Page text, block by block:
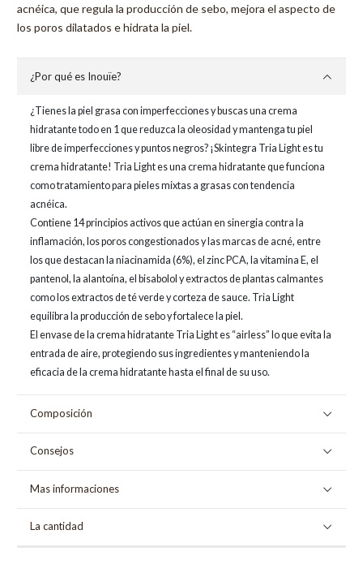
acnéica, que regula la producción de sebo, mejora el aspecto de
los poros dilatados e hidrata la piel.
¿Por qué es Inouïe?
¿Tienes la piel grasa con imperfecciones y buscas una crema
hidratante todo en 1 que reduzca la oleosidad y mantenga tu piel
libre de imperfecciones y puntos negros? ¡Skintegra Tria Light es tu
crema hidratante! Tria Light es una crema hidratante que funciona
como tratamiento para pieles mixtas a grasas con tendencia
acnéica.
Contiene 14 principios activos que actúan en sinergia contra la
inflamación, los poros congestionados y las marcas de acné, entre
los que destacan la niacinamida (6%), el zinc PCA, la vitamina E, el
pantenol, la alantoína, el bisabolol y extractos de plantas calmantes
como los extractos de té verde y corteza de sauce. Tria Light
equilibra la producción de sebo y fortalece la piel.
El envase de la crema hidratante Tria Light es “airless” lo que evita la
entrada de aire, protegiendo sus ingredientes y manteniendo la
eficacia de la crema hidratante hasta el final de su uso.
Composición
Consejos
Mas informaciones
La cantidad